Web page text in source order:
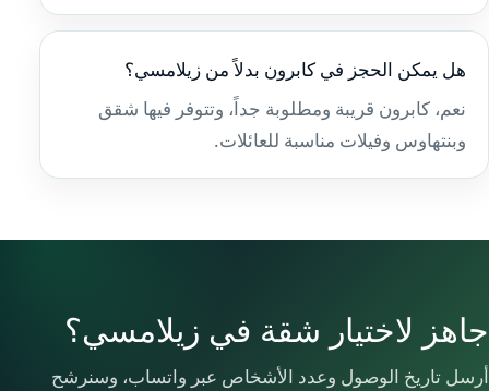
هل يمكن الحجز في كابرون بدلاً من زيلامسي؟
نعم، كابرون قريبة ومطلوبة جداً، وتتوفر فيها شقق
وبنتهاوس وفيلات مناسبة للعائلات.
جاهز لاختيار شقة في زيلامسي؟
أرسل تاريخ الوصول وعدد الأشخاص عبر واتساب، وسنرشح